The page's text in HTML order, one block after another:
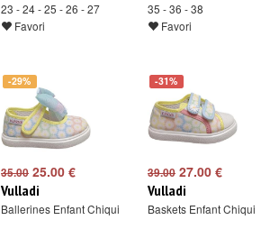
23 - 24 - 25 - 26 - 27
Favori
35 - 36 - 38
Favori
-29%
35.00 25.00 €
Vulladi
Ballerines Enfant Chiqui
-31%
39.00 27.00 €
Vulladi
Baskets Enfant Chiqui